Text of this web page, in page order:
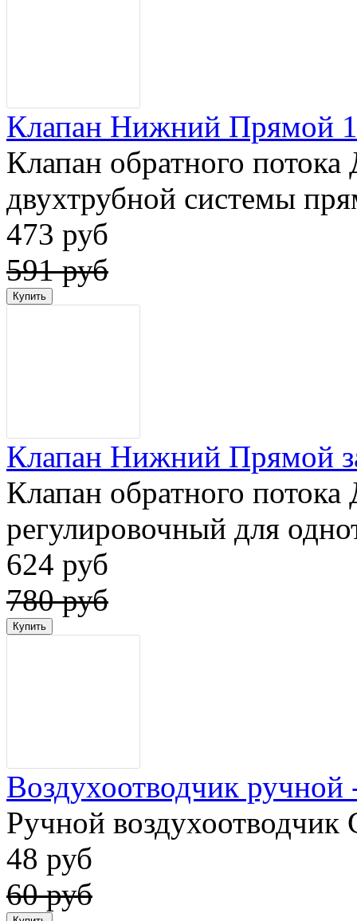
Клапан Нижний Прямой
Клапан обратного
двухтрубной системы
473 руб
591 руб
Клапан Нижний Прямой
Клапан обратного
регулировочный для
624 руб
780 руб
Воздухоотводчик
Ручной
48 руб
60 руб